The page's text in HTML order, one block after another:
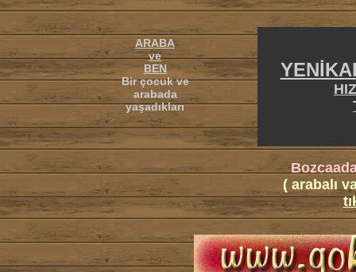
( arabalı
ARABA
ve
BEN
Bir çocuk ve
arabada
yaşadıkları